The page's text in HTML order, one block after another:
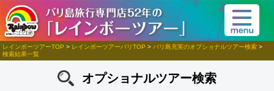
レインボーツアーTOP > レインボーツアーバリTOP > バリ島充実のオプショナルツアー検索 >
検索結果一覧
オプショナルツアー検索